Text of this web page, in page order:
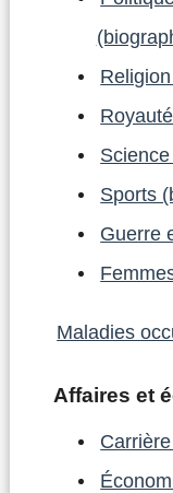
Sports
Guerre
Maladies
Affaires et